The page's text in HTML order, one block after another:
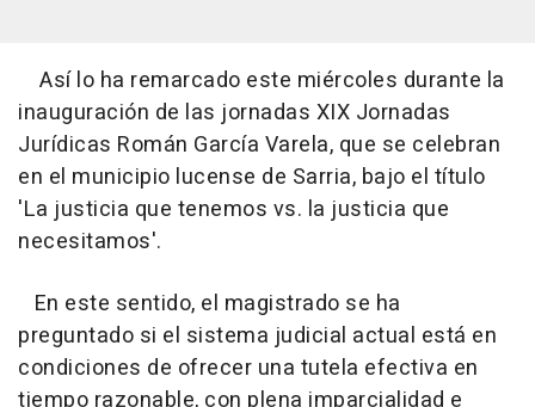
Así lo ha remarcado este miércoles durante la
inauguración de las jornadas XIX Jornadas
Jurídicas Román García Varela, que se celebran
en el municipio lucense de Sarria, bajo el título
'La justicia que tenemos vs. la justicia que
necesitamos'.
En este sentido, el magistrado se ha
preguntado si el sistema judicial actual está en
condiciones de ofrecer una tutela efectiva en
tiempo razonable, con plena imparcialidad e